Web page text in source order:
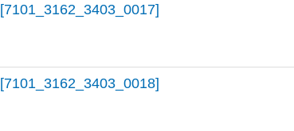
[7101_3162_3403_0017]
[7101_3162_3403_0018]